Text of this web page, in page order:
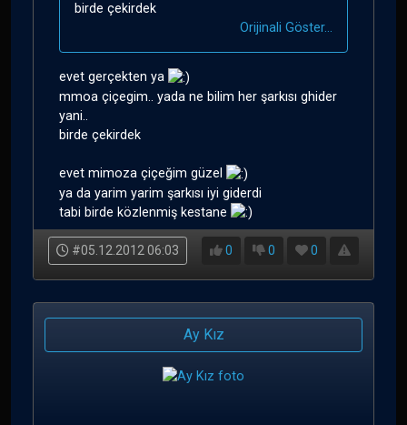
birde çekirdek
Orijinali Göster...
evet gerçekten ya
mmoa çiçegim.. yada ne bilim her şarkısı ghider
yani..
birde çekirdek
evet mimoza çiçeğim güzel
ya da yarim yarim şarkısı iyi giderdi
tabi birde közlenmiş kestane
#05.12.2012 06:03 0 0 0
Ay Kız